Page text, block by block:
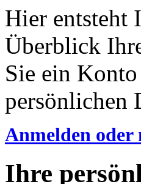
Hier entsteht
Überblick
Sie ein
persönlichen
Anmelden oder
Ihre